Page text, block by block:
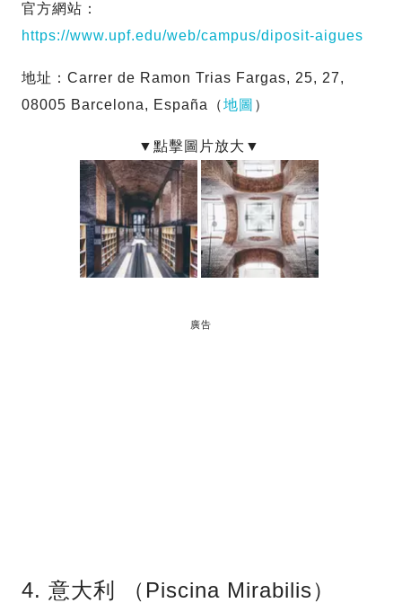
官方網站：
https://www.upf.edu/web/campus/diposit-aigues
地址：Carrer de Ramon Trias Fargas, 25, 27,
08005 Barcelona, España（地圖 ）
廣告
4. 意大利 （Piscina Mirabilis）